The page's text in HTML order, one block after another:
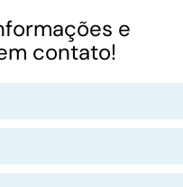
e
contato!